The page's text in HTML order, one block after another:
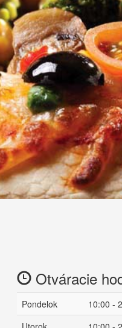
Otváracie
Pondelok
10:00 -